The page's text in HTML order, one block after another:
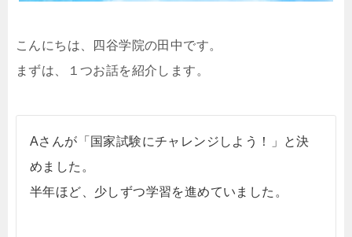
こんにちは、四谷学院の田中です。
まずは、１つお話を紹介します。
Aさんが「国家試験にチャレンジしよう！」と決
めました。
半年ほど、少しずつ学習を進めていました。